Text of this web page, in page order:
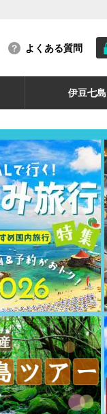
よくある質問
伊豆七島